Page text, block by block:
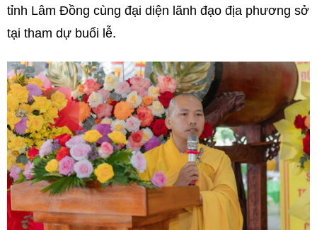
tỉnh Lâm Đồng cùng đại diện lãnh đạo địa phương sở
tại tham dự buổi lễ.